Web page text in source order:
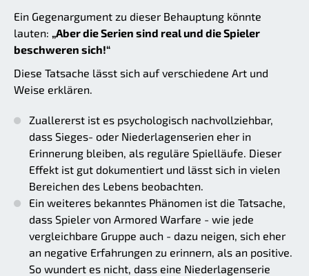
Ein Gegenargument zu dieser Behauptung könnte
lauten: „Aber die Serien sind real und die Spieler
beschweren sich!“
Diese Tatsache lässt sich auf verschiedene Art und
Weise erklären.
Zuallererst ist es psychologisch nachvollziehbar,
dass Sieges- oder Niederlagenserien eher in
Erinnerung bleiben, als reguläre Spielläufe. Dieser
Effekt ist gut dokumentiert und lässt sich in vielen
Bereichen des Lebens beobachten.
Ein weiteres bekanntes Phänomen ist die Tatsache,
dass Spieler von Armored Warfare - wie jede
vergleichbare Gruppe auch - dazu neigen, sich eher
an negative Erfahrungen zu erinnern, als an positive.
So wundert es nicht, dass eine Niederlagenserie